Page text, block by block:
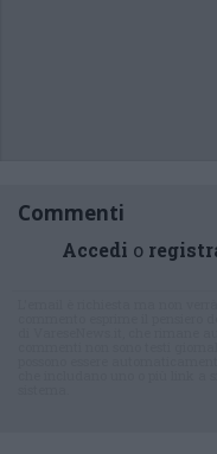
Commenti
Accedi o